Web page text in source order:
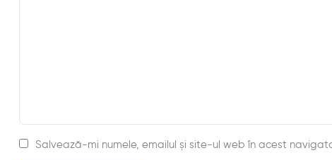
Salvează-mi numele, emailul și site-ul web în acest